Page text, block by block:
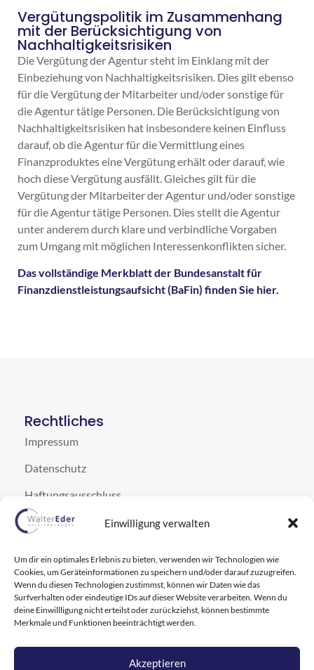
Einwilligung verwalten
Um dir ein optimales Erlebnis zu bieten, verwenden wir Technologien wie
Cookies, um Geräteinformationen zu speichern und/oder darauf zuzugreifen.
Wenn du diesen Technologien zustimmst, können wir Daten wie das
Surfverhalten oder eindeutige IDs auf dieser Website verarbeiten. Wenn du
deine Einwillligung nicht erteilst oder zurückziehst, können bestimmte
Merkmale und Funktionen beeinträchtigt werden.
Akzeptieren
Vergütungspolitik im Zusammenhang
mit der Berücksichtigung von
Nachhaltigkeitsrisiken
Die Vergütung der Agentur steht im Einklang mit der
Einbeziehung von Nachhaltigkeitsrisiken. Dies gilt ebenso
für die Vergütung der Mitarbeiter und/oder sonstige für
die Agentur tätige Personen. Die Berücksichtigung von
Nachhaltigkeitsrisiken hat insbesondere keinen Einfluss
darauf, ob die Agentur für die Vermittlung eines
Finanzproduktes eine Vergütung erhält oder darauf, wie
hoch diese Vergütung ausfällt. Gleiches gilt für die
Vergütung der Mitarbeiter der Agentur und/oder sonstige
für die Agentur tätige Personen. Dies stellt die Agentur
unter anderem durch klare und verbindliche Vorgaben
zum Umgang mit möglichen Interessenkonflikten sicher.
Das vollständige Merkblatt der Bundesanstalt für
Finanzdienstleistungsaufsicht (BaFin) finden Sie hier.
Rechtliches
Impressum
Datenschutz
Haftungsausschluss
Cookie-Hinweis
Kontakt
Neuburger Str. 66, 94032 Passau
info@waltereder.com
+49 851 95626-0